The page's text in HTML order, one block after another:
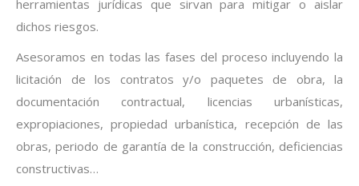
herramientas jurídicas que sirvan para mitigar o aislar
dichos riesgos.
Asesoramos en todas las fases del proceso incluyendo la
licitación de los contratos y/o paquetes de obra, la
documentación contractual, licencias urbanísticas,
expropiaciones, propiedad urbanística, recepción de las
obras, periodo de garantía de la construcción, deficiencias
constructivas…